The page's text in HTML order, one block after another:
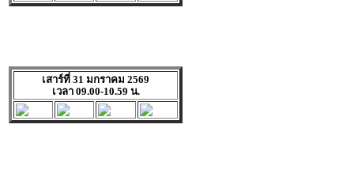
เสาร์ที่ 31 มกราคม 2569
เวลา 09.00-10.59 น.